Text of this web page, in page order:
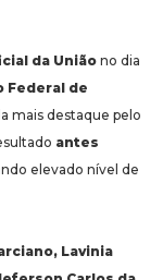
da Uniãono dia
Federal de
mais destaque pelo
antes
elevado nível de
Lavinia